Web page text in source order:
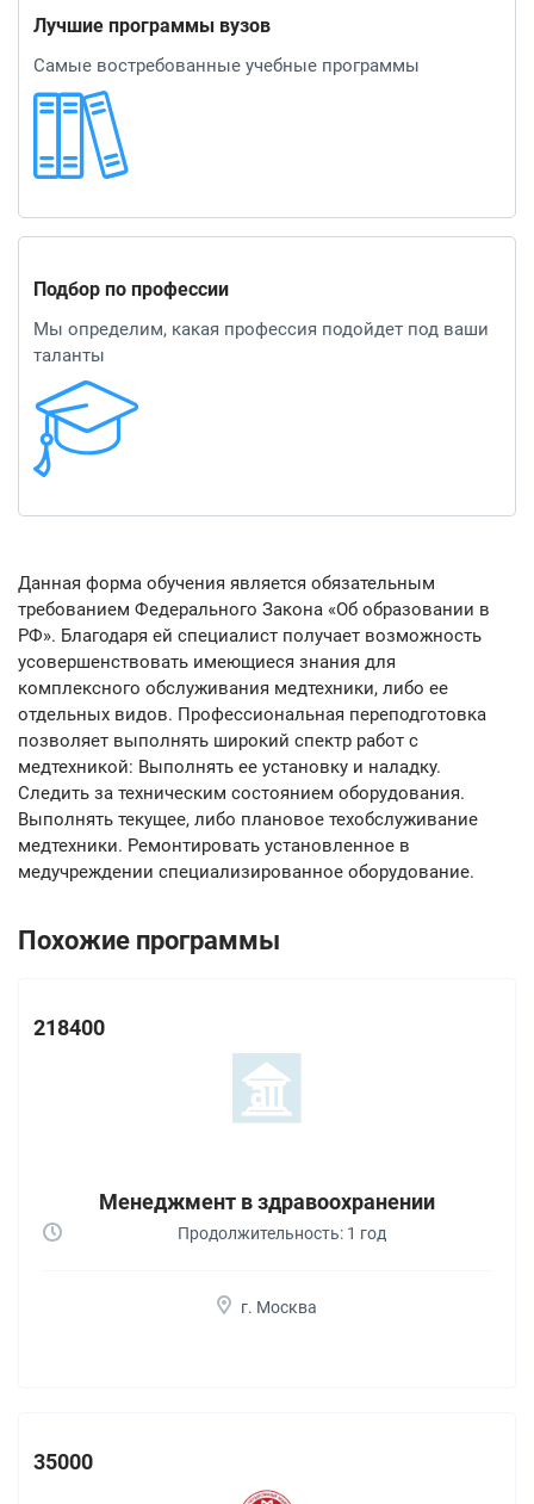
Лучшие программы вузов
Самые востребованные учебные программы
Подбор по профессии
Мы определим, какая профессия подойдет под ваши
таланты
Данная форма обучения является обязательным
требованием Федерального Закона «Об образовании в
РФ». Благодаря ей специалист получает возможность
усовершенствовать имеющиеся знания для
комплексного обслуживания медтехники, либо ее
отдельных видов. Профессиональная переподготовка
позволяет выполнять широкий спектр работ с
медтехникой: Выполнять ее установку и наладку.
Следить за техническим состоянием оборудования.
Выполнять текущее, либо плановое техобслуживание
медтехники. Ремонтировать установленное в
медучреждении специализированное оборудование.
Похожие программы
218400
Менеджмент в здравоохранении
Продолжительность: 1 год
г. Москва
35000